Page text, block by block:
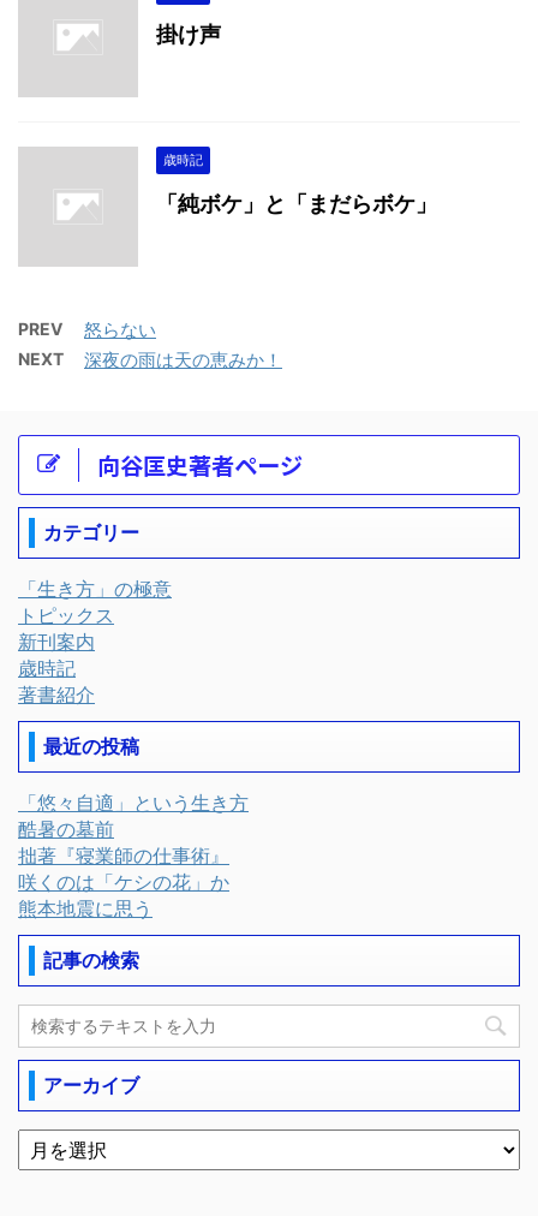
掛け声
歳時記
「純ボケ」と「まだらボケ」
PREV 怒らない
NEXT 深夜の雨は天の恵みか！
向谷匡史著者ページ
カテゴリー
「生き方」の極意
トピックス
新刊案内
歳時記
著書紹介
最近の投稿
「悠々自適」という生き方
酷暑の墓前
拙著『寝業師の仕事術』
咲くのは「ケシの花」か
熊本地震に思う
記事の検索
アーカイブ